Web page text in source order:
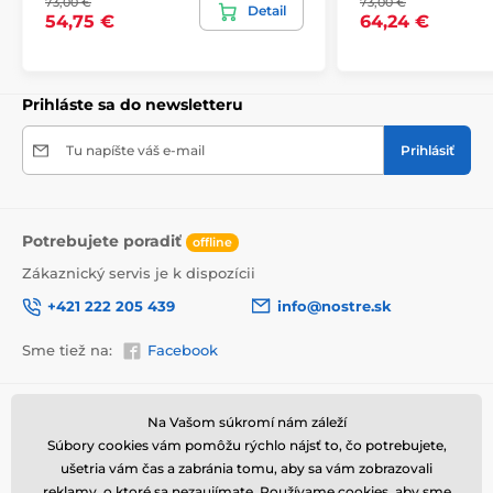
Vysoko kvalitná tlač
Kvalita je pre nás dôležitá a preto sme pre každý set
plátno, ktorého hmotnosť je370 g/m
pozostáva zo
zmesi polyesteru a bavlny.
Nezabudli
sme ani na starostlivý výber farieb, ktoré sú
ekologické, čo znamená, že nezapáchajú
54,75 €
Detail
64,24 €
Prihláste sa do newsletteru
Tu napíšte váš e-mail Prihlásiť
Potrebujete poradiť offline
Zákaznický servis je k dispozícii
+421 222 205 439
info@nostre.sk
Sme tiež na: Facebook
Informácie o nákupe
Obchodné a reklamačné
podmienky
Užitočné informácie
Často kladené otázky
Magazín
Na Vašom súkromí nám záleží
Súbory cookies vám pomôžu rýchlo nájsť to, čo potrebujete,
ušetria vám čas a zabránia tomu, aby sa vám zobrazovali